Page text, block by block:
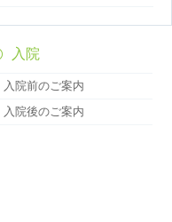
入院
入院前のご案内
入院後のご案内